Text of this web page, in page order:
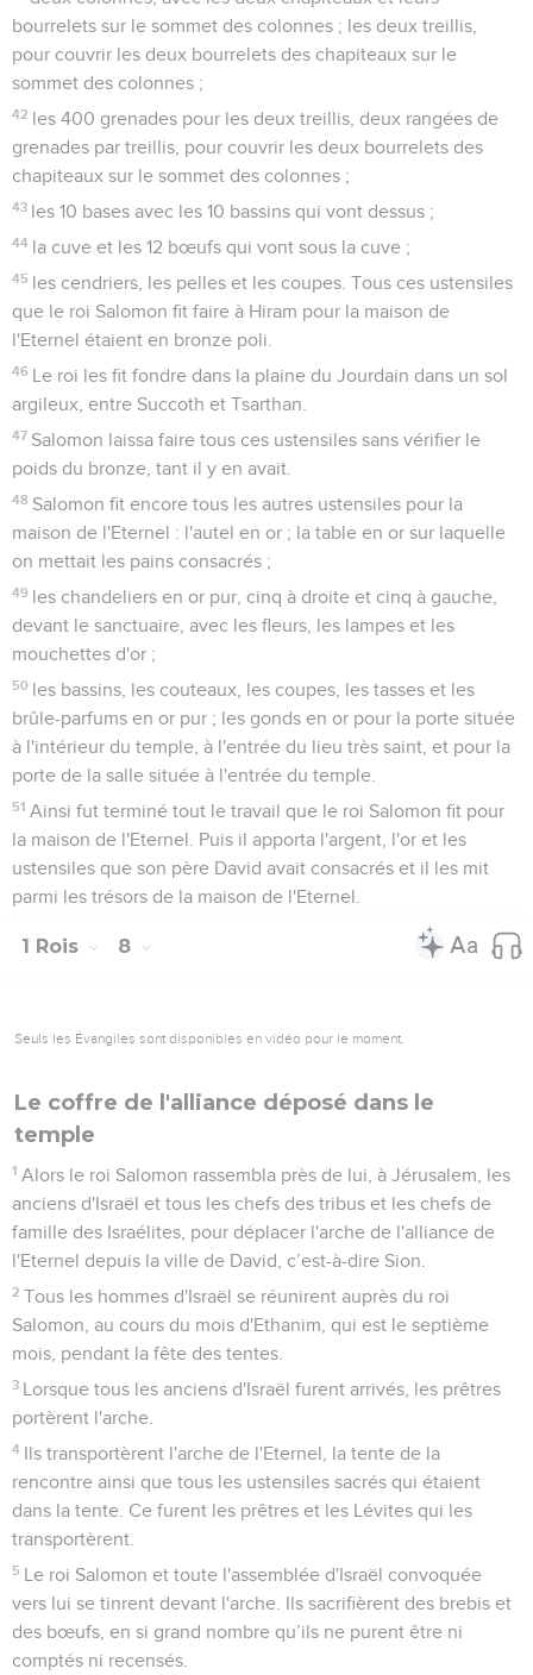
bourrelets sur le sommet des colonnes ; les deux treillis,
pour couvrir les deux bourrelets des chapiteaux sur le
sommet des colonnes ;
42 les 400 grenades pour les deux treillis, deux rangées de
grenades par treillis, pour couvrir les deux bourrelets des
chapiteaux sur le sommet des colonnes ;
43 les 10 bases avec les 10 bassins qui vont dessus ;
44 la cuve et les 12 bœufs qui vont sous la cuve ;
45 les cendriers, les pelles et les coupes. Tous ces ustensiles
que le roi Salomon fit faire à Hiram pour la maison de
l'Eternel étaient en bronze poli.
46 Le roi les fit fondre dans la plaine du Jourdain dans un sol
argileux, entre Succoth et Tsarthan.
47 Salomon laissa faire tous ces ustensiles sans vérifier le
poids du bronze, tant il y en avait.
48 Salomon fit encore tous les autres ustensiles pour la
maison de l'Eternel : l'autel en or ; la table en or sur laquelle
on mettait les pains consacrés ;
49 les chandeliers en or pur, cinq à droite et cinq à gauche,
devant le sanctuaire, avec les fleurs, les lampes et les
mouchettes d'or ;
50 les bassins, les couteaux, les coupes, les tasses et les
brûle-parfums en or pur ; les gonds en or pour la porte située
à l'intérieur du temple, à l'entrée du lieu très saint, et pour la
porte de la salle située à l'entrée du temple.
51 Ainsi fut terminé tout le travail que le roi Salomon fit pour
la maison de l'Eternel. Puis il apporta l'argent, l'or et les
ustensiles que son père David avait consacrés et il les mit
parmi les trésors de la maison de l'Eternel.
1 Rois 8
Seuls les Évangiles sont disponibles en vidéo pour le moment.
Le coffre de l'alliance déposé dans le
temple
1 Alors le roi Salomon rassembla près de lui, à Jérusalem, les
anciens d'Israël et tous les chefs des tribus et les chefs de
famille des Israélites, pour déplacer l'arche de l'alliance de
l'Eternel depuis la ville de David, c’est-à-dire Sion.
2 Tous les hommes d'Israël se réunirent auprès du roi
Salomon, au cours du mois d'Ethanim, qui est le septième
mois, pendant la fête des tentes.
3 Lorsque tous les anciens d'Israël furent arrivés, les prêtres
portèrent l'arche.
4 Ils transportèrent l'arche de l'Eternel, la tente de la
rencontre ainsi que tous les ustensiles sacrés qui étaient
dans la tente. Ce furent les prêtres et les Lévites qui les
transportèrent.
5 Le roi Salomon et toute l'assemblée d'Israël convoquée
vers lui se tinrent devant l'arche. Ils sacrifièrent des brebis et
des bœufs, en si grand nombre qu’ils ne purent être ni
comptés ni recensés.